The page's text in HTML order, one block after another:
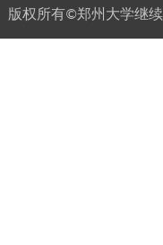
版权所有©郑州大学继